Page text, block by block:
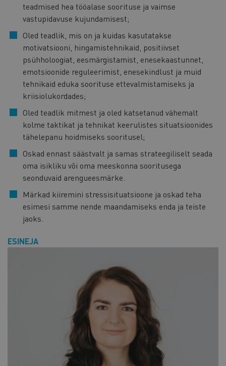
teadmised hea tööalase soorituse ja vaimse
vastupidavuse kujundamisest;
Oled teadlik, mis on ja kuidas kasutatakse
motivatsiooni, hingamistehnikaid, positiivset
psühholoogiat, eesmärgistamist, enesekaastunnet,
emotsioonide reguleerimist, enesekindlust ja muid
tehnikaid eduka soorituse ettevalmistamiseks ja
kriisiolukordades;
Oled teadlik mitmest ja oled katsetanud vähemalt
kolme taktikat ja tehnikat keerulistes situatsioonides
tähelepanu hoidmiseks sooritusel;
Oskad ennast säästvalt ja samas strateegiliselt seada
oma isikliku või oma meeskonna sooritusega
seonduvaid arengueesmärke.
Märkad kiiremini stressisituatsioone ja oskad teha
esimesi samme nende maandamiseks enda ja teiste
jaoks.
ESINEJA